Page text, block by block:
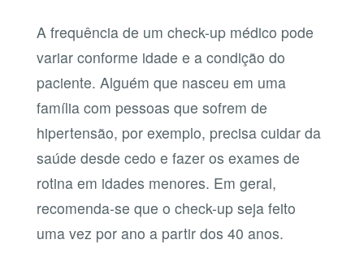
A frequência de um check-up médico pode
variar conforme idade e a condição do
paciente. Alguém que nasceu em uma
família com pessoas que sofrem de
hipertensão, por exemplo, precisa cuidar da
saúde desde cedo e fazer os exames de
rotina em idades menores. Em geral,
recomenda-se que o check-up seja feito
uma vez por ano a partir dos 40 anos.